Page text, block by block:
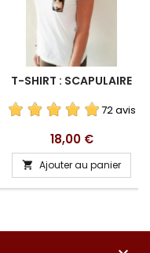
T-SHIRT : SCAPULAIRE
72 avis
Prix
18,00 €
 Ajouter au panier